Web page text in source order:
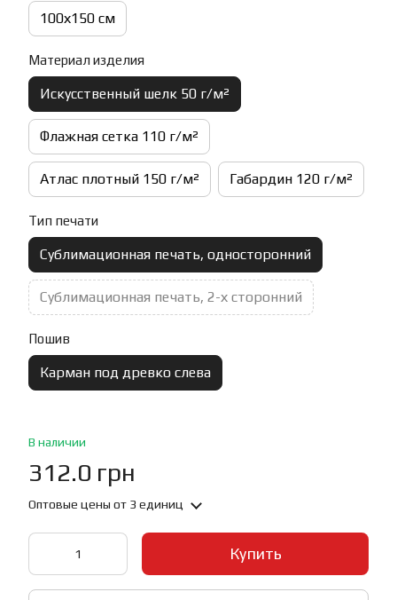
100х150 см
Материал изделия
Искусственный шелк 50 г/м²
Флажная сетка 110 г/м²
Атлас плотный 150 г/м² Габардин 120 г/м²
Тип печати
Сублимационная печать, односторонний
Сублимационная печать, 2-х сторонний
Пошив
Карман под древко слева
В наличии
312.0 грн
Оптовые цены от 3 единиц
Купить